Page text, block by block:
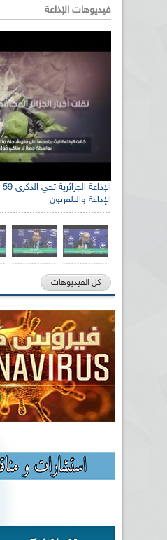
فيديوهات الإذاعة
الإذاعة والتلفزيون
كل الفيديوهات